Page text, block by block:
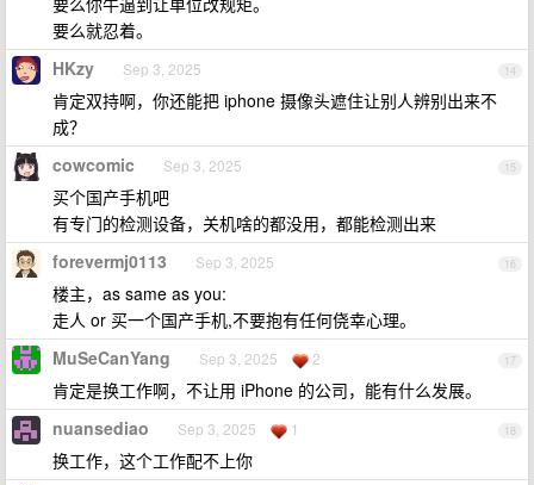
要么就忍着。
14
HKzy Sep 3, 2025
肯定双持啊，你还能把 iphone 摄像头遮住让别人辨别出来不
成？
15
cowcomic Sep 3, 2025
买个国产手机吧
有专门的检测设备，关机啥的都没用，都能检测出来
16
forevermj0113 Sep 3, 2025
楼主，as same as you:
走人 or 买一个国产手机,不要抱有任何侥幸心理。
17
MuSeCanYang Sep 3, 2025 2
肯定是换工作啊，不让用 iPhone 的公司，能有什么发展。
18
nuansediao Sep 3, 2025 1
换工作，这个工作配不上你